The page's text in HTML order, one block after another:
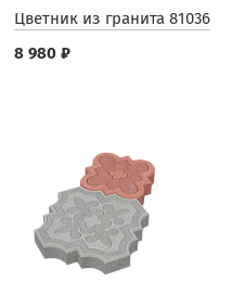
Цветник из гранита 81036
8 980 ₽